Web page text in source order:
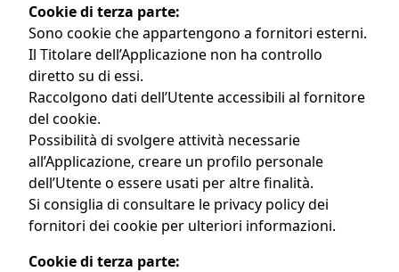
Cookie di terza parte:
Sono cookie che appartengono a fornitori esterni.
Il Titolare dell’Applicazione non ha controllo
diretto su di essi.
Raccolgono dati dell’Utente accessibili al fornitore
del cookie.
Possibilità di svolgere attività necessarie
all’Applicazione, creare un profilo personale
dell’Utente o essere usati per altre finalità.
Si consiglia di consultare le privacy policy dei
fornitori dei cookie per ulteriori informazioni.
Cookie di terza parte: